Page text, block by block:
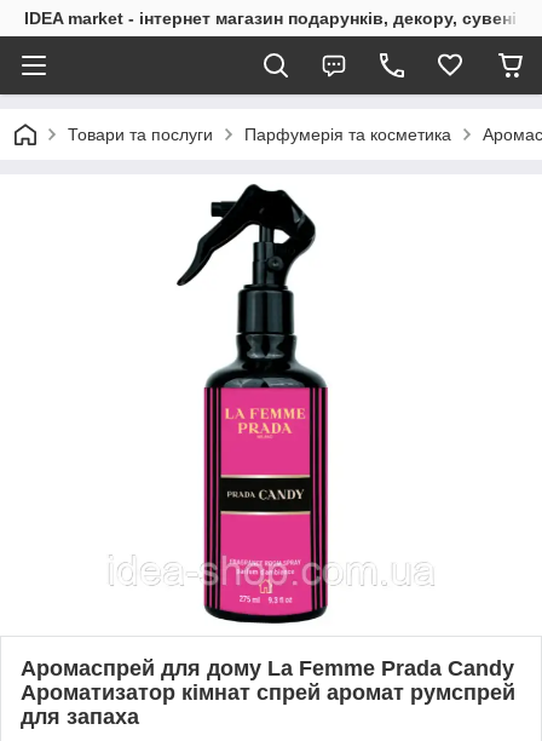
IDEA market - інтернет магазин подарунків, декору,
Товари та послуги Парфумерія та косметика
Аромаспрей для дому La Femme Prada Candy
Ароматизатор кімнат спрей аромат румспрей
для запаха